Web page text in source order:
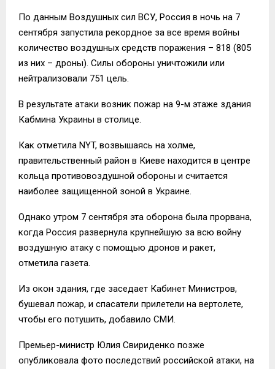
По данным Воздушных сил ВСУ, Россия в ночь на 7
сентября запустила рекордное за все время войны
количество воздушных средств поражения – 818 (805
из них – дроны). Силы обороны уничтожили или
нейтрализовали 751 цель.
В результате атаки возник пожар на 9-м этаже здания
Кабмина Украины в столице.
Как отметила NYT, возвышаясь на холме,
правительственный район в Киеве находится в центре
кольца противовоздушной обороны и считается
наиболее защищенной зоной в Украине.
Однако утром 7 сентября эта оборона была прорвана,
когда Россия развернула крупнейшую за всю войну
воздушную атаку с помощью дронов и ракет,
отметила газета.
Из окон здания, где заседает Кабинет Министров,
бушевал пожар, и спасатели прилетели на вертолете,
чтобы его потушить, добавило СМИ.
Премьер-министр Юлия Свириденко позже
опубликовала фото последствий российской атаки, на